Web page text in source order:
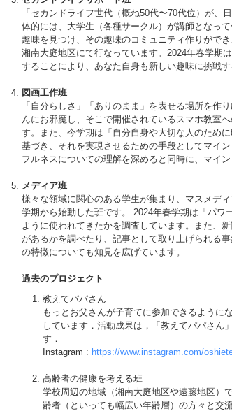
「セカンドライフ世代（概ね50代〜70代位）が
体的には、大学生（各種サークル）が講師となっ
趣味を見つけ、その趣味のコミュニティ作りがで
湘南大庭地区にて行なっています。2024年春学期
することにより、あなた自身も新しい趣味に挑戦す
図画工作班
「自分らしさ」「ありのまま」を表せる場所を作
んにお邪魔し、そこで開催されているスマホ教室
す。また、今学期は「自分自身や大切な人のため
基づき、それを実現させるための手段としてマイ
フルネスについての理解を深めると同時に、マイ
メディア班
様々な領域に関心のある学生が集まり、マスメデ
学期から始動した班です。 2024年春学期は「パ
ように使われてきたかを調査しています。また、
があるかを調べたり、記事として取り上げられる
の特徴についても知見を広げています。
過去のプロジェクト
教えてパパさん
もっとお父さんが子育てに参加できるように
しています．活動成果は，「教えてパパさん
す．
Instagram : https://www.instagram.com/
高齢者の健康を考える班
学校周辺の地域（湘南大庭地区や遠藤地区）
齢者（といっても幅広い年齢層）の方々と交